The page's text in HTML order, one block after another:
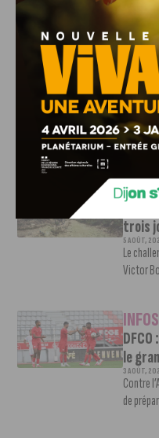
LE DFCO DÉVOILE
SAISON 2026-2027
INFOS
Le
pour
6 AOÛT,
Le club
pour son
INFOS
Faire
trois
5 AOÛT,
Le
Victor
INFOS
le
3 AOÛT,
Contre
de